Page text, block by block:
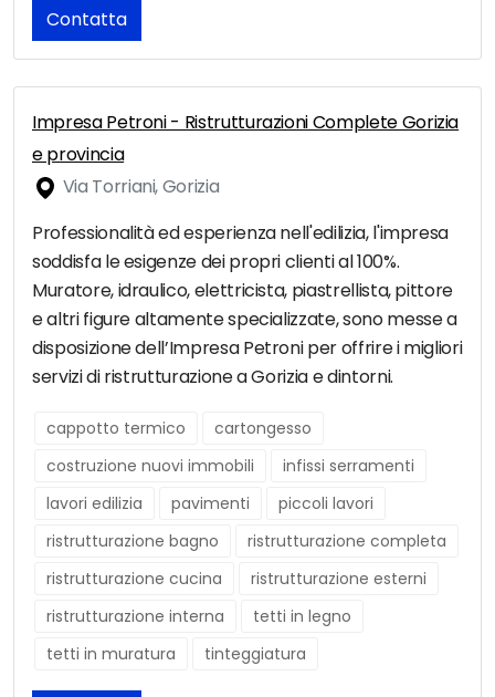
Contatta
Impresa Petroni - Ristrutturazioni Complete Gorizia
e provincia
Via Torriani, Gorizia
Professionalità ed esperienza nell'edilizia, l'impresa
soddisfa le esigenze dei propri clienti al 100%.
Muratore, idraulico, elettricista, piastrellista, pittore
e altri figure altamente specializzate, sono messe a
disposizione dell’Impresa Petroni per offrire i migliori
servizi di ristrutturazione a Gorizia e dintorni.
cappotto termico
cartongesso
costruzione nuovi immobili
infissi serramenti
lavori edilizia
pavimenti
piccoli lavori
ristrutturazione bagno
ristrutturazione completa
ristrutturazione cucina
ristrutturazione esterni
ristrutturazione interna
tetti in legno
tetti in muratura
tinteggiatura